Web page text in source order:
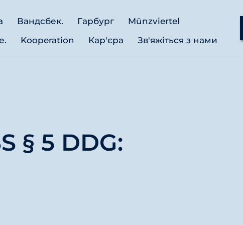
Вандсбек. Гарбург
Münzviertel
Kooperation Кар'єра Зв'яжіться з нами
§ 5 DDG: